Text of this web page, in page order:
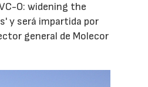
O: widening the
y será impartida por
general de Molecor